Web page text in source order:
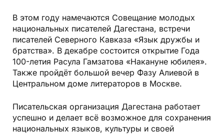
В этом году намечаются Совещание молодых
национальных писателей Дагестана, встречи
писателей Северного Кавказа «Язык дружбы и
братства». В декабре состоится открытие Года
100-летия Расула Гамзатова «Накануне юбилея».
Также пройдёт большой вечер Фазу Алиевой в
Центральном доме литераторов в Москве.
Писательская организация Дагестана работает
успешно и делает всё возможное для сохранения
национальных языков, культуры и своей